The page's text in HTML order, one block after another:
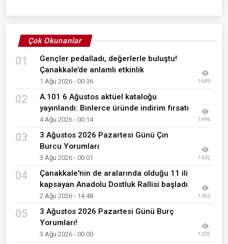
Çok Okunanlar
01
Gençler pedalladı, değerlerle buluştu!
Çanakkale’de anlamlı etkinlik
1 Ağu 2026 - 00:36 1689
02
A.101 6 Ağustos aktüel kataloğu
yayınlandı: Binlerce üründe indirim fırsatı
4 Ağu 2026 - 00:14 1496
03
3 Ağustos 2026 Pazartesi Günü Çin
Burcu Yorumları
3 Ağu 2026 - 00:01 1432
04
Çanakkale'nin de aralarında olduğu 11 ili
kapsayan Anadolu Dostluk Rallisi başladı
2 Ağu 2026 - 14:48 1263
05
3 Ağustos 2026 Pazartesi Günü Burç
Yorumları!
3 Ağu 2026 - 00:00 1205